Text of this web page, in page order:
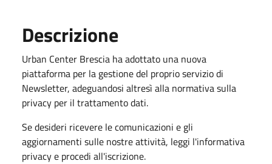
Descrizione
Urban Center Brescia ha adottato una nuova
piattaforma per la gestione del proprio servizio di
Newsletter, adeguandosi altresì alla normativa sulla
privacy per il trattamento dati.
Se desideri ricevere le comunicazioni e gli
aggiornamenti sulle nostre attività, leggi l'informativa
privacy e procedi all'iscrizione.